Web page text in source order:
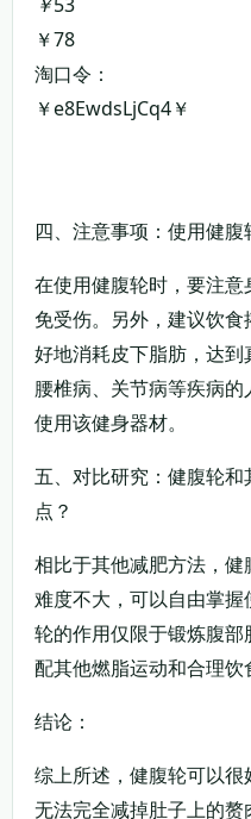
￥78
淘口令：
￥e8EwdsLjCq4￥
四、注意事项：使用健
在使用健腹轮时，要注
免受伤。另外，建议饮
好地消耗皮下脂肪，达
腰椎病、关节病等疾病
使用该健身器材。
五、对比研究：健腹轮
点？
相比于其他减肥方法，
难度不大，可以自由掌
轮的作用仅限于锻炼腹
配其他燃脂运动和合理饮
结论：
综上所述，健腹轮可以
无法完全减掉肚子上的